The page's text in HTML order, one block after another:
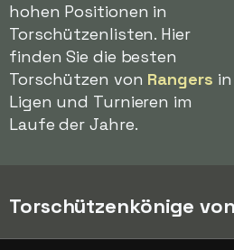
hohen Positionen in
Torschützenlisten. Hier
finden Sie die besten
Torschützen von Rangers in
Ligen und Turnieren im
Laufe der Jahre.
Torschützenkönige